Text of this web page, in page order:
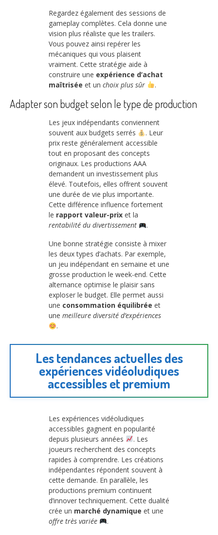
Regardez également des sessions de
gameplay complètes. Cela donne une
vision plus réaliste que les trailers.
Vous pouvez ainsi repérer les
mécaniques qui vous plaisent
vraiment. Cette stratégie aide à
construire une expérience d’achat
maîtrisée et un choix plus sûr .
Adapter son budget selon le type de production
Les jeux indépendants conviennent
souvent aux budgets serrés
. Leur
prix reste généralement accessible
tout en proposant des concepts
originaux. Les productions AAA
demandent un investissement plus
élevé. Toutefois, elles offrent souvent
une durée de vie plus importante.
Cette différence influence fortement
le rapport valeur-prix et la
rentabilité du divertissement
.
Une bonne stratégie consiste à mixer
les deux types d’achats. Par exemple,
un jeu indépendant en semaine et une
grosse production le week-end. Cette
alternance optimise le plaisir sans
exploser le budget. Elle permet aussi
une consommation équilibrée et
une meilleure diversité d’expériences
.
Les tendances actuelles des
expériences vidéoludiques
accessibles et premium
Les expériences vidéoludiques
accessibles gagnent en popularité
depuis plusieurs années
. Les
joueurs recherchent des concepts
rapides à comprendre. Les créations
indépendantes répondent souvent à
cette demande. En parallèle, les
productions premium continuent
d’innover techniquement. Cette dualité
crée un marché dynamique et une
offre très variée
.